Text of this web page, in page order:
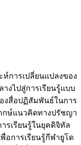
การเปลี่ยนแปลงของ
งไปสู่การเรียนรู้แบบ
งสื่อปฏิสัมพันธ์ในการ
กษ์แนวคิดทางปรัชญา
รเรียนรู้ในยุคดิจิทัล
การเรียนรู้กีฬายูโด